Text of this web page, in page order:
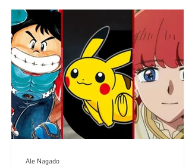
menina com um problema que vai muito
além das espinhas e inseguranças
causadas pelas mudanças hormonais da
puberdade. A estudante do ensino médio
Akaishi Kuroe carre
Ale Nagado